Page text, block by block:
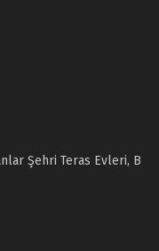
Şehri Teras Evleri, B